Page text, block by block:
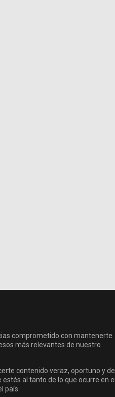
comprometido con mantenerte
más relevantes de nuestro
contenido veraz, oportuno y de
al tanto de lo que ocurre en el
país.